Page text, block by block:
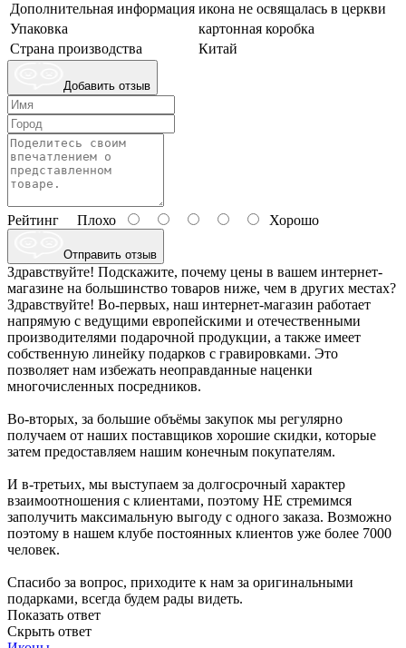
Дополнительная информация икона не освящалась в церкви
Упаковка
картонная коробка
Страна производства
Китай
Добавить отзыв
Рейтинг Плохо Хорошо
Отправить отзыв
Здравствуйте! Подскажите, почему цены в вашем интернет-
магазине на большинство товаров ниже, чем в других местах?
Здравствуйте! Во-первых, наш интернет-магазин работает
напрямую с ведущими европейскими и отечественными
производителями подарочной продукции, а также имеет
собственную линейку подарков с гравировками. Это
позволяет нам избежать неоправданные наценки
многочисленных посредников.
Во-вторых, за большие объёмы закупок мы регулярно
получаем от наших поставщиков хорошие скидки, которые
затем предоставляем нашим конечным покупателям.
И в-третьих, мы выступаем за долгосрочный характер
взаимоотношения с клиентами, поэтому НЕ стремимся
заполучить максимальную выгоду с одного заказа. Возможно
поэтому в нашем клубе постоянных клиентов уже более 7000
человек.
Спасибо за вопрос, приходите к нам за оригинальными
подарками, всегда будем рады видеть.
Показать ответ
Скрыть ответ